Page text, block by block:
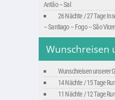
Antão – Sal
26 Nächte / 27 Tage
– Santiago – Fogo – São
Wunschreisen
Wunschreisen unserer
14 Nächte / 15 Tage
11 Nächte / 12 Tage